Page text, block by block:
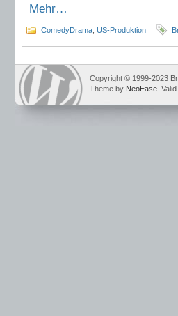
Mehr…
ComedyDrama US-Produktion
Copyright © 1999-2023
Theme by NeoEase . Valid